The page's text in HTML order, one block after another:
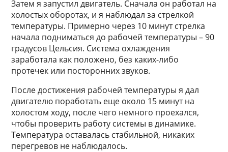
Затем я запустил двигатель. Сначала он работал на
холостых оборотах, и я наблюдал за стрелкой
температуры. Примерно через 10 минут стрелка
начала подниматься до рабочей температуры – 90
градусов Цельсия. Система охлаждения
заработала как положено, без каких-либо
протечек или посторонних звуков.
После достижения рабочей температуры я дал
двигателю поработать еще около 15 минут на
холостом ходу, после чего немного проехался,
чтобы проверить работу системы в динамике.
Температура оставалась стабильной, никаких
перегревов не наблюдалось.